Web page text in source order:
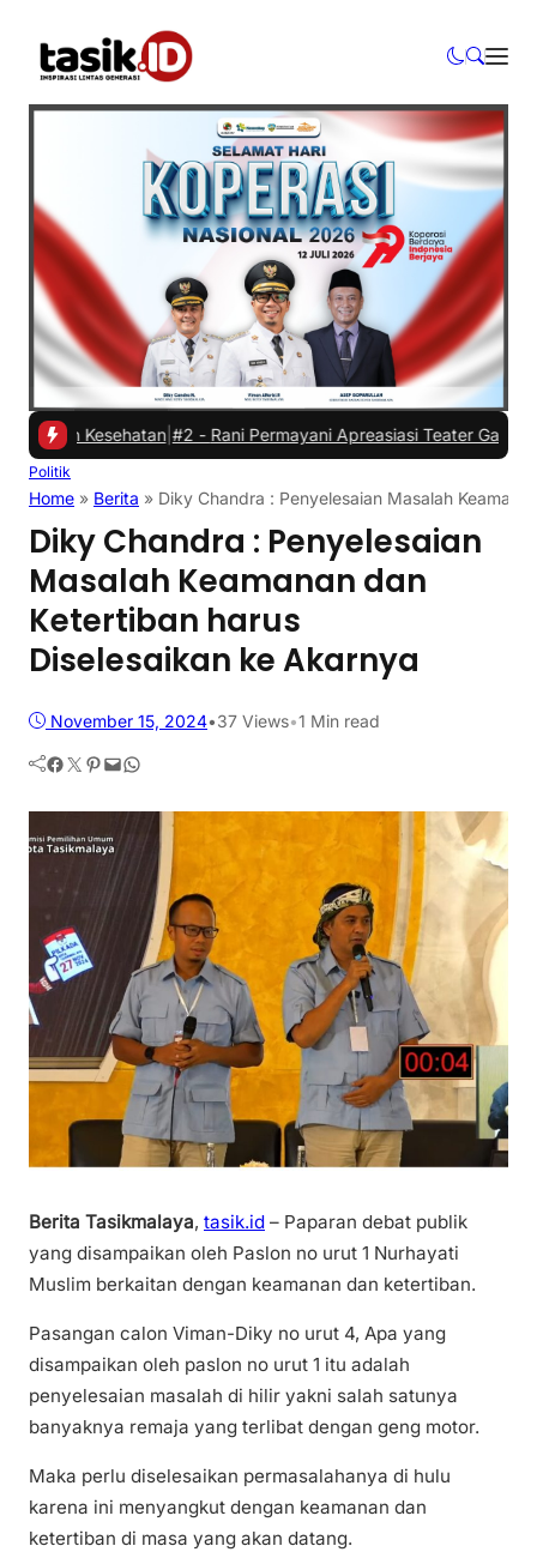
Kesehatan|#2 -Rani Permayani Apreasiasi Teater Gawe SMKN 3
Politik
Home » Berita » Diky Chandra : Penyelesaian Masalah
Diky Chandra : Penyelesaian
Masalah Keamanan dan
Ketertiban harus
Diselesaikan ke Akarnya
November 15, 2024•37 Views•1 Min read
Facebook Twitter Pinterest Mail WhatsApp
Berita Tasikmalaya, tasik.id – Paparan debat publik
yang disampaikan oleh Paslon no urut 1 Nurhayati
Muslim berkaitan dengan keamanan dan ketertiban.
Pasangan calon Viman-Diky no urut 4, Apa yang
disampaikan oleh paslon no urut 1 itu adalah
penyelesaian masalah di hilir yakni salah satunya
banyaknya remaja yang terlibat dengan geng motor.
Maka perlu diselesaikan permasalahanya di hulu
karena ini menyangkut dengan keamanan dan
ketertiban di masa yang akan datang.